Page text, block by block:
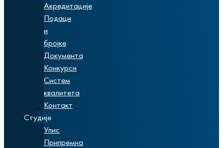
Акредитације
Подаци
и
бројке
Документа
Конкурси
Систем
квалитета
Контакт
Студије
Упис
Припремна